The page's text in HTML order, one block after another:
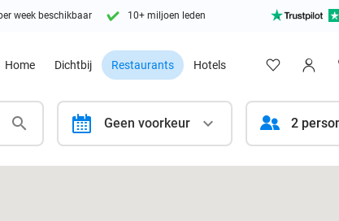
week beschikbaar 10+ miljoen leden
Home Dichtbij Restaurants Hotels
calendar Geen voorkeur 2